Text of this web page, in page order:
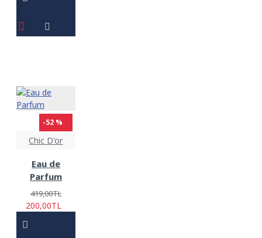
-52 %
Chic D'or
Eau de
Parfum
419,00TL
200,00TL